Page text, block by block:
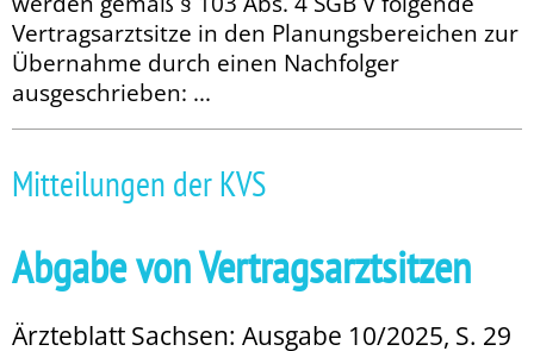
Vertragsarztsitze in den Planungsbereichen zur
Übernahme durch einen Nachfolger
ausgeschrieben: ...
Mitteilungen der KVS
Abgabe von Vertragsarztsitzen
Ärzteblatt Sachsen: Ausgabe 10/2025, S. 29